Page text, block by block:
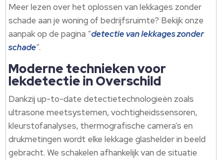
Meer lezen over het oplossen van lekkages zonder
schade aan je woning of bedrijfsruimte? Bekijk onze
aanpak op de pagina “detectie van lekkages zonder
schade”.
Moderne technieken voor
lekdetectie in Overschild
Dankzij up-to-date detectietechnologieën zoals
ultrasone meetsystemen, vochtigheidssensoren,
kleurstofanalyses, thermografische camera’s en
drukmetingen wordt elke lekkage glashelder in beeld
gebracht. We schakelen afhankelijk van de situatie